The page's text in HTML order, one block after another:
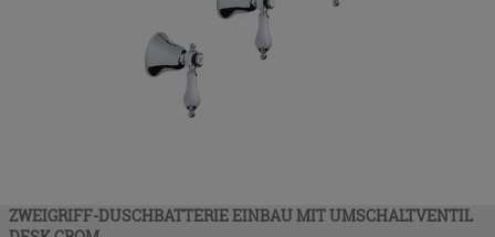
ZWEIGRIFF-DUSCHBATTERIE EINBAU MIT UMSCHALTVENTIL